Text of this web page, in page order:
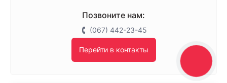
Позвоните нам:
(067) 442-23-45
Перейти в контакты